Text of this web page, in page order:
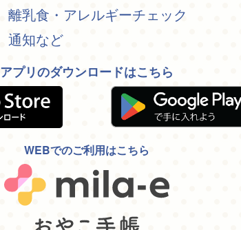
離乳食・アレルギーチェック
通知など
アプリのダウンロードはこちら
WEBでのご利用はこちら